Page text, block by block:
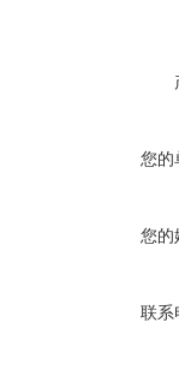
您的
您的
联系